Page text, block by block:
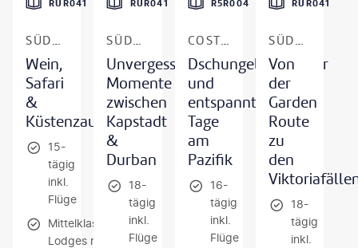
RUR041
SÜDAFRIKA
Wein,
Safari
&
Küstenzauber
15-
tägig
inkl.
Flüge
Mittelklassehotels/-
Lodges mit
RUR041
SÜDAFRIKA
Unvergessliche
Momente
zwischen
Kapstadt
&
Durban
18-
tägig
inkl.
Flüge
R5R004
COSTA RICA
Dschungelabenteuer
und
entspannte
Tage
am
Pazifik
16-
tägig
inkl.
Flüge
RUR041
SÜDAFRIKA & SIMBABWE
Von
der
Garden
Route
zu
den
18-
tägig
inkl.